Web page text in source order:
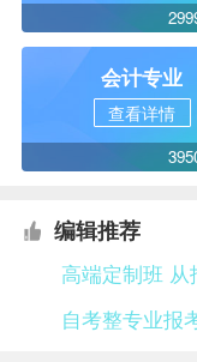
会计专业
查看详情
编辑推荐
高端定制班 从
自考整专业报